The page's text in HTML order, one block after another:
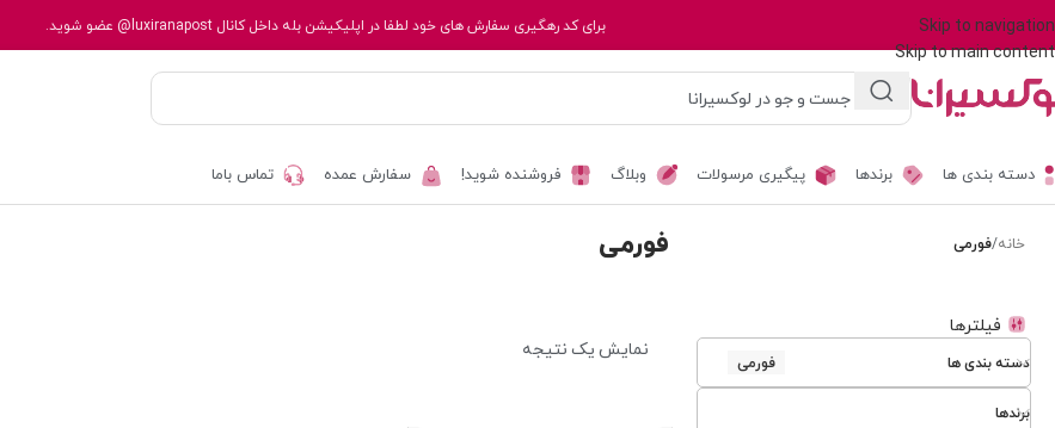
Skip to navigation
Skip to main content
برای کد رهگیری سفارش های خود لطفا در اپلیکیشن بله داخل کانال@luxiranapost عضو شوید.
دسته بندی ها برندها پیگیری مرسولات وبلاگ فروشنده شوید! سفارش عمده تماس باما
خانه/فورمی فورمی
فیلترها
دسته بندی ها فورمی
برندها
نمایش یک نتیجه